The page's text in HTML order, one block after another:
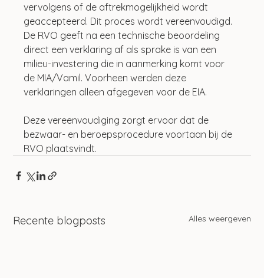
vervolgens of de aftrekmogelijkheid wordt
geaccepteerd. Dit proces wordt vereenvoudigd.
De RVO geeft na een technische beoordeling
direct een verklaring af als sprake is van een
milieu-investering die in aanmerking komt voor
de MIA/Vamil. Voorheen werden deze
verklaringen alleen afgegeven voor de EIA.
Deze vereenvoudiging zorgt ervoor dat de
bezwaar- en beroepsprocedure voortaan bij de
RVO plaatsvindt.
Recente blogposts Alles weergeven